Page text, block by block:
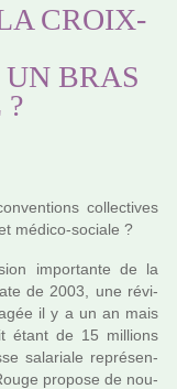
CROIX-
UN BRAS
?
col­lec­ti­ves
médico-sociale ?
impor­tante de la
de 2003, une révi­
il y a un an mais
étant de 15 mil­lions
sala­riale repré­sen­
pro­pose de nou­